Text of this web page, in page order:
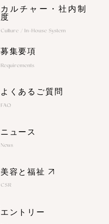
カルチャー・社内制
度
Culture / In-House System
募集要項
Requirements
よくあるご質問
FAQ
ニュース
News
美容と福祉
CSR
エントリー